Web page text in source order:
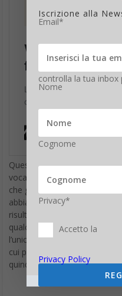
Questo significherà potersi
vocali, foto, video, contatti,
che già si può inviare a
abbia attivo WhatsApp. Chi
risultato, poteva farlo solo
qualcuno e poi estromettere
l’unico e poter messaggiare
cui parliamo adesso sarà
quindi più necessario.
Iscrizione alla
Email*
controlla la tua inbox
Nome
Cognome
Privacy*
Accetto la
Privacy Policy